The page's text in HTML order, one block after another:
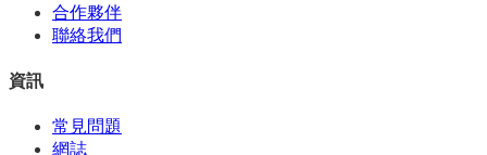
合作夥伴
聯絡我們
資訊
常見問題
網誌